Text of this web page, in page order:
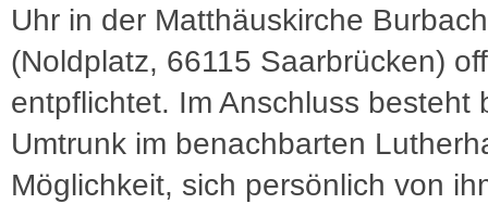
Uhr in der Matthäuskirche Burbach
(Noldplatz, 66115 Saarbrücken)
entpflichtet. Im Anschluss besteht
Umtrunk im benachbarten
Möglichkeit, sich persönlich von